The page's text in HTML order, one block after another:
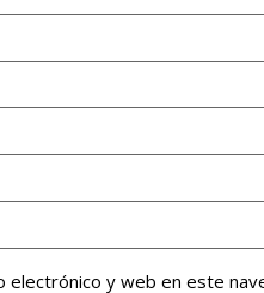
electrónico y web en este